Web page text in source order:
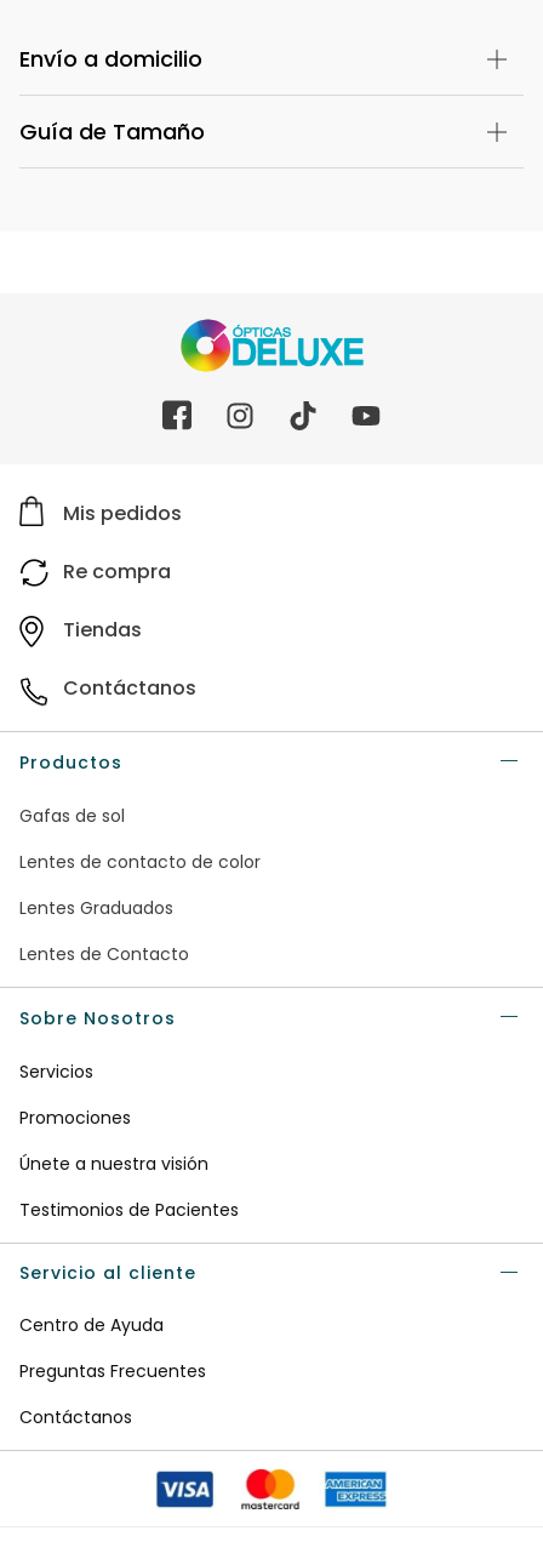
Envío a domicilio
Guía de Tamaño
Mis pedidos
Re compra
Tiendas
Contáctanos
Productos
Gafas de sol
Lentes de contacto de color
Lentes Graduados
Lentes de Contacto
Sobre Nosotros
Servicios
Promociones
Únete a nuestra visión
Testimonios de Pacientes
Servicio al cliente
Centro de Ayuda
Preguntas Frecuentes
Contáctanos